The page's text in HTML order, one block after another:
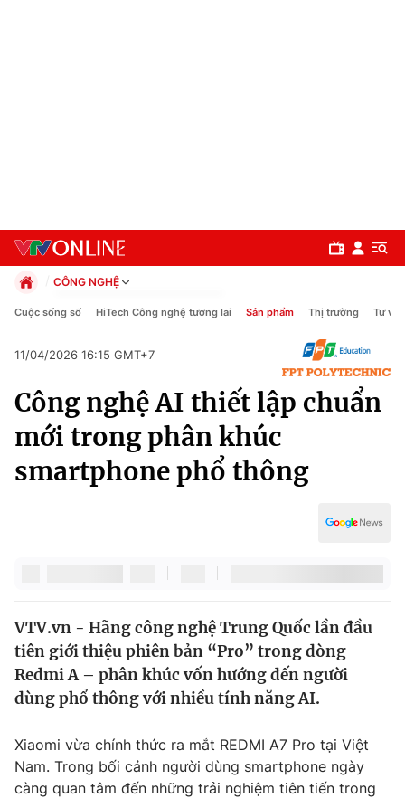
Chính trị
Xã hội
Thế giới
Tin tức
Thế giới đó đây
Kinh tế
Tài chính
Thị trường
Góc doanh nghiệp
Truyền hình
CÔNG NGHỆ
Chính trị
Pháp luật
Thể thao
Truyền hình
Văn hóa - Giải trí
Y tế
Cuộc sống số HiTech Công nghệ tương lai Sản phẩm Thị trường Tư vấn
11/04/2026 16:15 GMT+7
Công nghệ AI thiết lập chuẩn
mới trong phân khúc
smartphone phổ thông
VTV.vn - Hãng công nghệ Trung Quốc lần đầu
tiên giới thiệu phiên bản “Pro” trong dòng
Redmi A – phân khúc vốn hướng đến người
dùng phổ thông với nhiều tính năng AI.
Xiaomi vừa chính thức ra mắt REDMI A7 Pro tại Việt
Nam. Trong bối cảnh người dùng smartphone ngày
càng quan tâm đến những trải nghiệm tiên tiến trong